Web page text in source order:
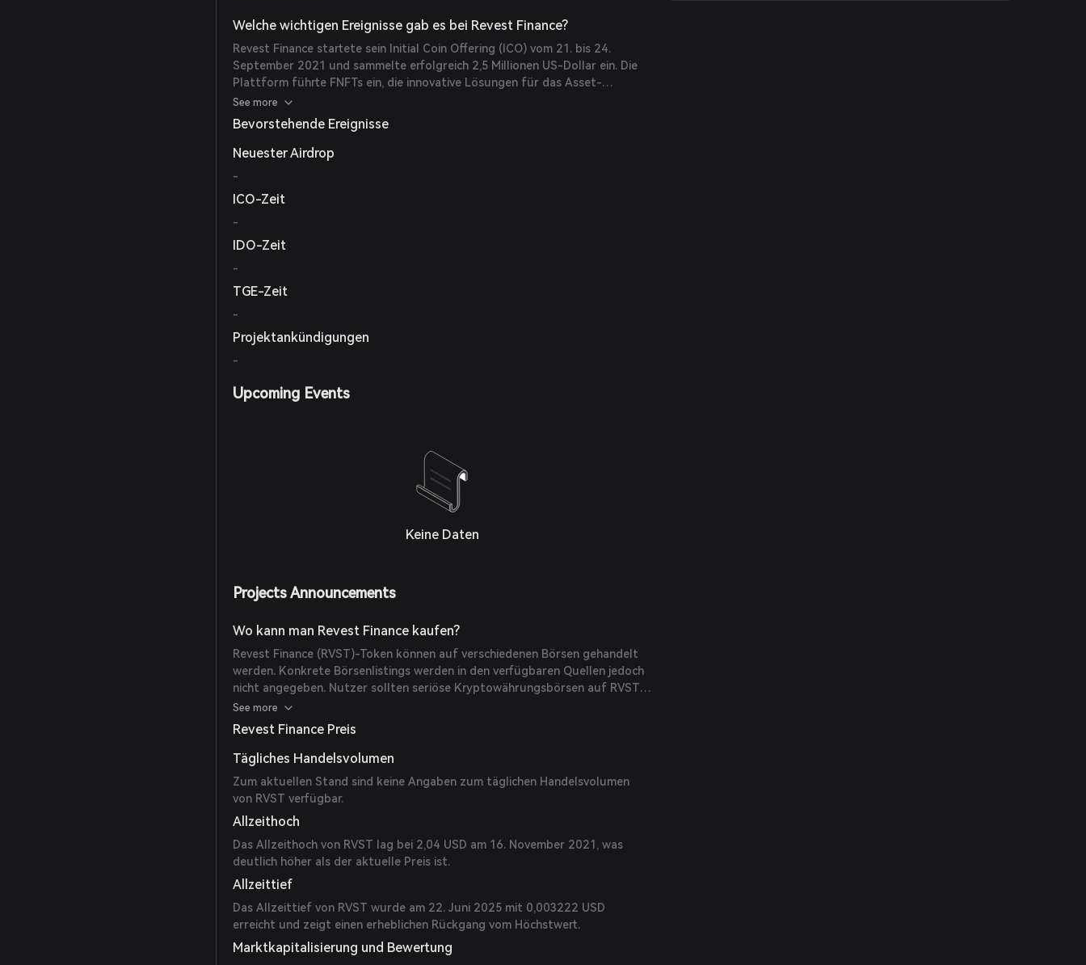
Welche wichtigen Ereignisse gab es bei Revest Finance?
Revest Finance startete sein Initial Coin Offering (ICO) vom 21. bis 24.
September 2021 und sammelte erfolgreich 2,5 Millionen US-Dollar ein. Die
Plattform führte FNFTs ein, die innovative Lösungen für das Asset-
Management im DeFi-Bereich bieten.
See more
Bevorstehende Ereignisse
Neuester Airdrop
-
ICO-Zeit
-
IDO-Zeit
-
TGE-Zeit
-
Projektankündigungen
-
Upcoming Events
Keine Daten
Projects Announcements
Wo kann man Revest Finance kaufen?
Revest Finance (RVST)-Token können auf verschiedenen Börsen gehandelt
werden. Konkrete Börsenlistings werden in den verfügbaren Quellen jedoch
nicht angegeben. Nutzer sollten seriöse Kryptowährungsbörsen auf RVST-
Handelspaare prüfen.
See more
Revest Finance Preis
Tägliches Handelsvolumen
Zum aktuellen Stand sind keine Angaben zum täglichen Handelsvolumen
von RVST verfügbar.
Allzeithoch
Das Allzeithoch von RVST lag bei 2,04 USD am 16. November 2021, was
deutlich höher als der aktuelle Preis ist.
Allzeittief
Das Allzeittief von RVST wurde am 22. Juni 2025 mit 0,003222 USD
erreicht und zeigt einen erheblichen Rückgang vom Höchstwert.
Marktkapitalisierung und Bewertung